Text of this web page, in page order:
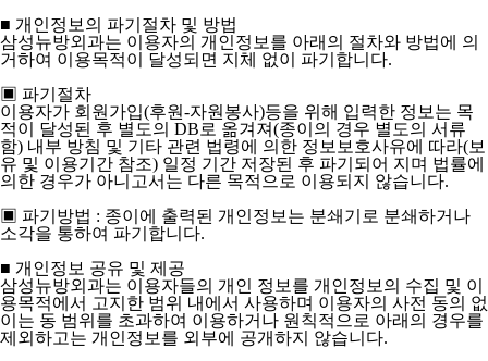
■ 개인정보의 파기절차 및 방법
삼성뉴방외과는 이용자의 개인정보를 아래의 절차와 방법에 의
거하여 이용목적이 달성되면 지체 없이 파기합니다.
▣ 파기절차
이용자가 회원가입(후원-자원봉사)등을 위해 입력한 정보는 목
적이 달성된 후 별도의 DB로 옮겨져(종이의 경우 별도의 서류
함) 내부 방침 및 기타 관련 법령에 의한 정보보호사유에 따라(보
유 및 이용기간 참조) 일정 기간 저장된 후 파기되어 지며 법률에
의한 경우가 아니고서는 다른 목적으로 이용되지 않습니다.
▣ 파기방법 : 종이에 출력된 개인정보는 분쇄기로 분쇄하거나
소각을 통하여 파기합니다.
■ 개인정보 공유 및 제공
삼성뉴방외과는 이용자들의 개인 정보를 개인정보의 수집 및 이
용목적에서 고지한 범위 내에서 사용하며 이용자의 사전 동의 없
이는 동 범위를 초과하여 이용하거나 원칙적으로 아래의 경우를
제외하고는 개인정보를 외부에 공개하지 않습니다.